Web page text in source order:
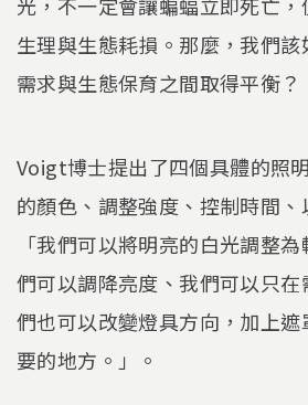
生理與生態耗損。那麼，我們
需求與生態保育之間取得平衡？
Voigt博士提出了四個具體的照
的顏色、調整強度、控制時間、
「我們可以將明亮的白光調整
們可以調降亮度、我們可以只
們也可以改變燈具方向，加上
要的地方。」。